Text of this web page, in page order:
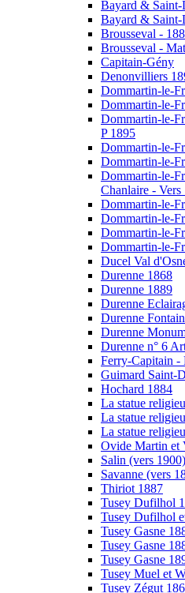
Bayard & Saint-
Bayard & Saint-
Brousseval -
Brousseval -
Capitain-Gény
Denonvilliers
Dommartin-le-
Dommartin-le-
Dommartin-le-
P 1895
Dommartin-le-
Dommartin-le-
Dommartin-le-
Chanlaire - Vers
Dommartin-le-
Dommartin-le-
Dommartin-le-
Dommartin-le-
Ducel Val
Durenne 1868
Durenne 1889
Durenne
Durenne
Durenne
Durenne n° 6
Ferry-Capitain -
Guimard Saint-
Hochard 1884
La statue
La statue
La statue
Ovide Martin et
Salin (vers 1900)
Savanne (vers
Thiriot 1887
Tusey Dufilhol
Tusey Dufilhol
Tusey Gasne
Tusey Gasne
Tusey Gasne
Tusey Muel et
Tusey Zégut